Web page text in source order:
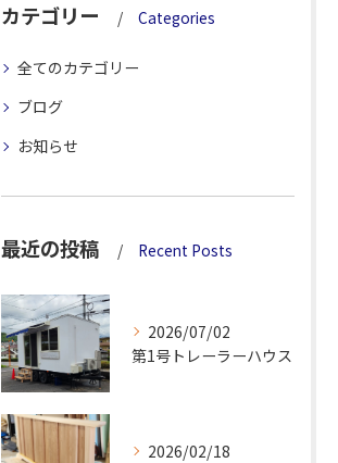
カテゴリー Categories
全てのカテゴリー
ブログ
お知らせ
最近の投稿 Recent Posts
2026/07/02
第1号トレーラーハウス
2026/02/18